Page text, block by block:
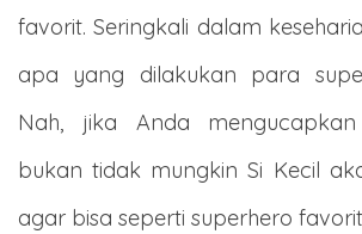
favorit. Seringkali dalam
apa yang dilakukan para
Nah, jika Anda
bukan tidak mungkin Si Kecil
agar bisa seperti superhero